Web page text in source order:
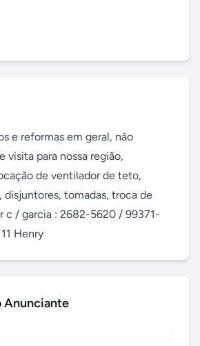
e reformas em geral, não
visita para nossa região,
de ventilador de teto,
disjuntores, tomadas, troca de
c / garcia : 2682-5620 / 99371-
Henry
Anunciante